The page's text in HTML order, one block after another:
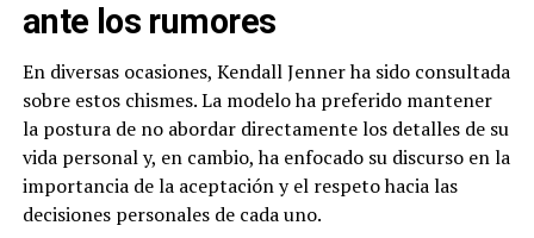
ante los rumores
En diversas ocasiones, Kendall Jenner ha sido consultada
sobre estos chismes. La modelo ha preferido mantener
la postura de no abordar directamente los detalles de su
vida personal y, en cambio, ha enfocado su discurso en la
importancia de la aceptación y el respeto hacia las
decisiones personales de cada uno.